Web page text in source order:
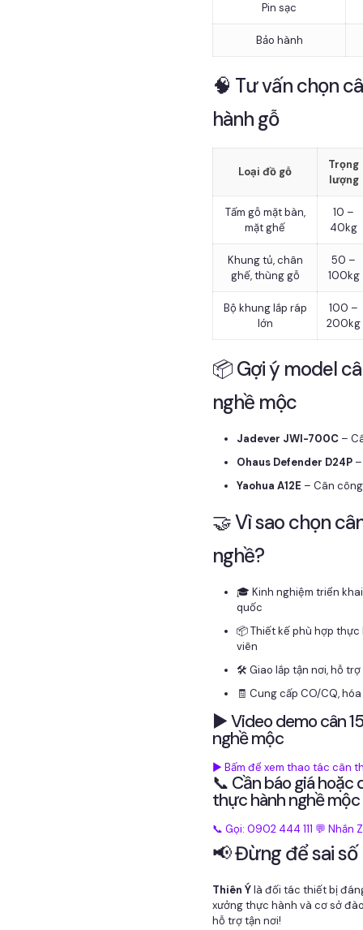
Pin sạc
Bảo hành
🧠 Tư vấn chọn
hành gỗ
Loại đồ gỗ
Trọng
lượng
Tấm gỗ mặt bàn,
mặt ghế
10 –
40kg
Khung tủ, chân
ghế, thùng gỗ
50 –
100kg
Bộ khung lắp ráp
lớn
100 –
200kg
📦 Gợi ý model
nghề mộc
Jadever JWI-700C –
Ohaus Defender D24P
Yaohua A12E – Cân
🤝 Vì sao chọn
nghề?
🎓 Kinh nghiệm triển
quốc
📦 Thiết kế phù hợp
viên
🛠️ Giao lắp tận nơi, hỗ
🧾 Cung cấp CO/CQ,
▶️ Video demo cân
nghề mộc
▶️ Bấm để xem thao tác cân
📞 Cần báo giá
thực hành nghề
📞 Gọi: 0902 444 111 💬 Nhắn
📢 Đừng để sai
Thiên Ýlà đối tác thiết bị
xưởng thực hành và cơ sở
hỗ trợ tận nơi!